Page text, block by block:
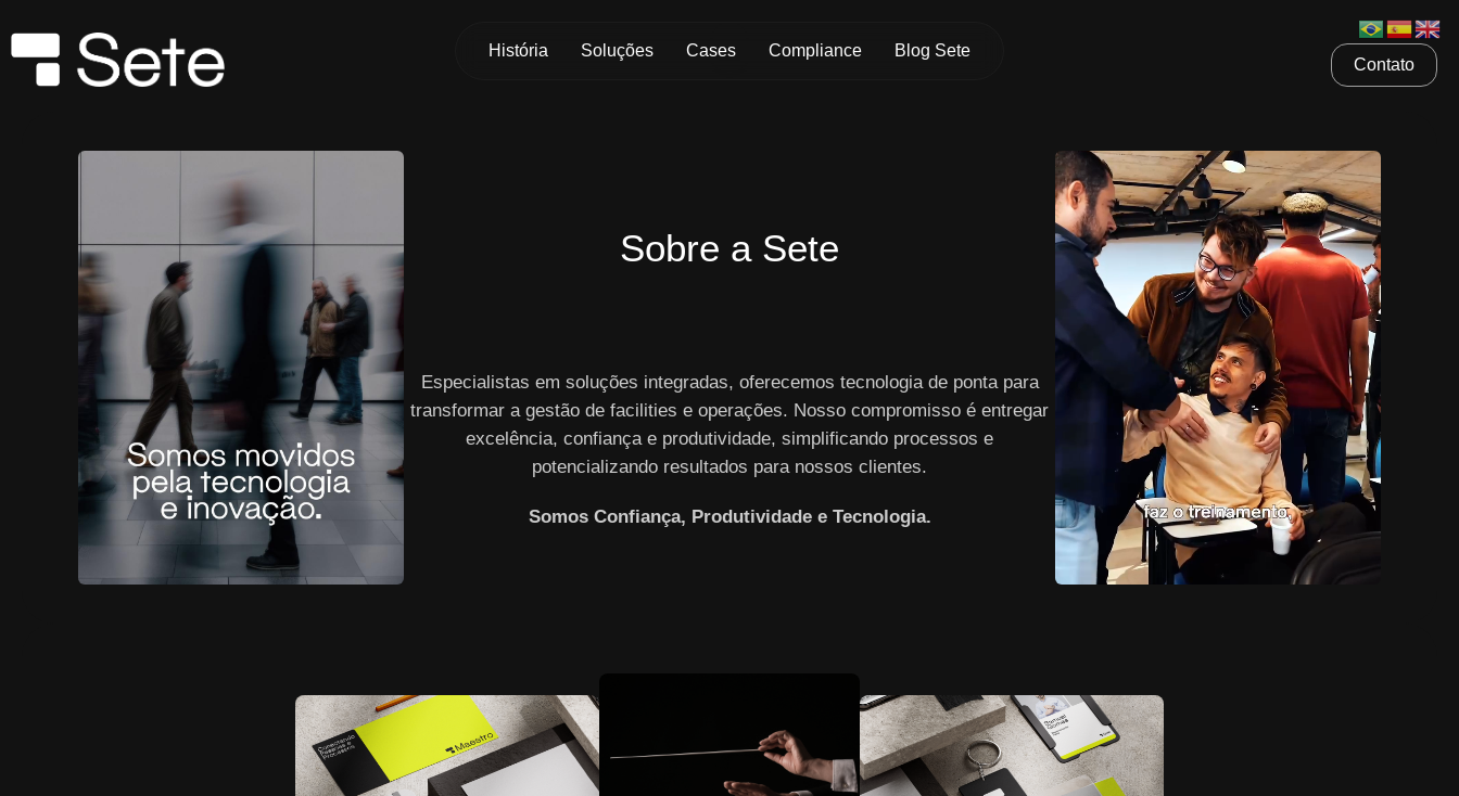
História Soluções Cases Compliance Blog Sete
Contato
Sobre a Sete
Especialistas em soluções integradas, oferecemos tecnologia de ponta para
transformar a gestão de facilities e operações. Nosso compromisso é entregar
excelência, confiança e produtividade, simplificando processos e
potencializando resultados para nossos clientes.
Somos Confiança, Produtividade e Tecnologia.